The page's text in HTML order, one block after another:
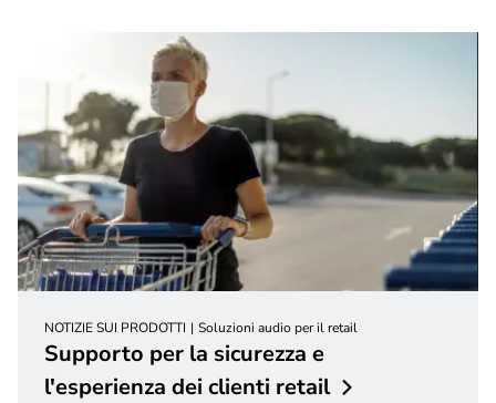
NOTIZIE SUI PRODOTTI Soluzioni audio per il retail
Supporto per la sicurezza e
l'esperienza dei clienti retail